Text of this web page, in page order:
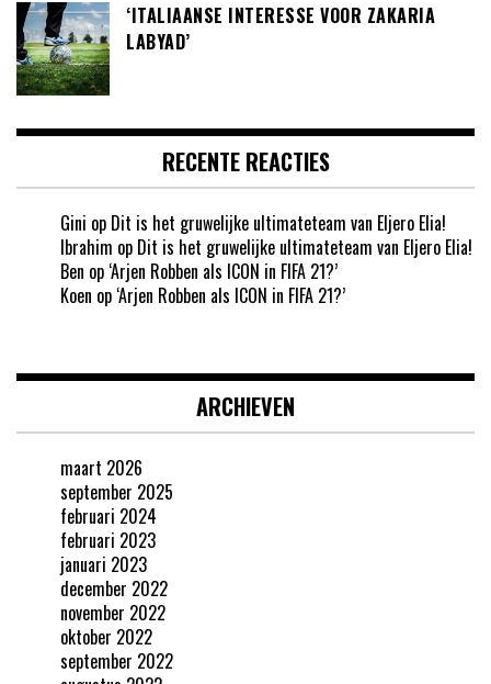
‘ITALIAANSE INTERESSE VOOR ZAKARIA
LABYAD’
RECENTE REACTIES
Gini op Dit is het gruwelijke ultimateteam van Eljero Elia!
Ibrahim op Dit is het gruwelijke ultimateteam van Eljero Elia!
Ben op ‘Arjen Robben als ICON in FIFA 21?’
Koen op ‘Arjen Robben als ICON in FIFA 21?’
ARCHIEVEN
maart 2026
september 2025
februari 2024
februari 2023
januari 2023
december 2022
november 2022
oktober 2022
september 2022